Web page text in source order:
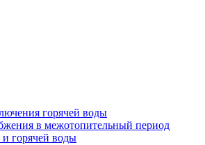
горячей воды
в межотопительный период
горячей воды